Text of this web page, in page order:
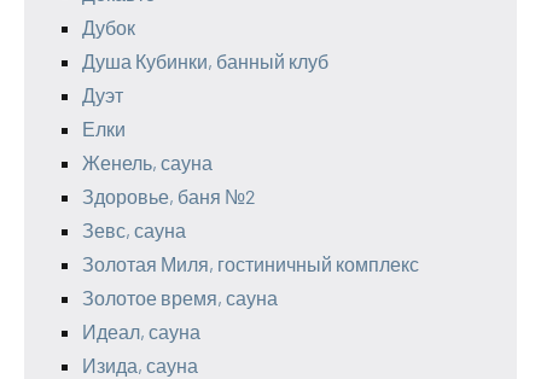
Дубок
Душа Кубинки, банный клуб
Дуэт
Елки
Женель, сауна
Здоровье, баня №2
Зевс, сауна
Золотая Миля, гостиничный комплекс
Золотое время, сауна
Идеал, сауна
Изида, сауна